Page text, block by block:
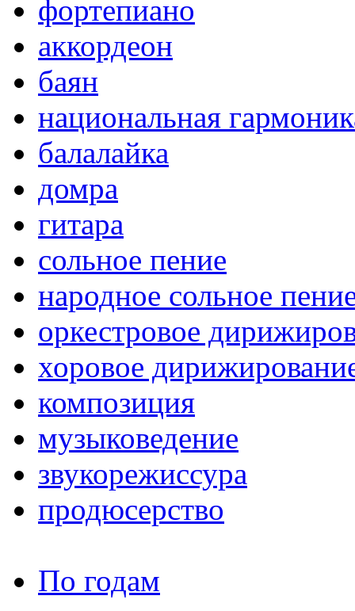
фортепиано
аккордеон
баян
национальная
балалайка
домра
гитара
сольное пение
народное сольное
оркестровое
хоровое
композиция
музыковедение
звукорежиссура
продюсерство
По годам